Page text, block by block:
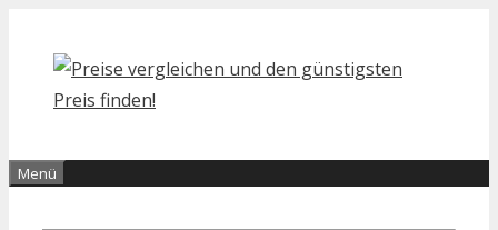
Inhalt
springen
Menü